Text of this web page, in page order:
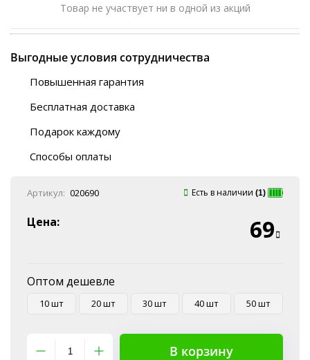
Товар не участвует ни в одной из акций
Выгодные условия сотрудничества
Повышенная гарантия
Бесплатная доставка
Автобусы (по ЮФО)
“BlaBlaCar” (по ЮФО)
Подарок каждому
Способы оплаты
Наличные
Эквайринг
Артикул: 020690 Есть в наличии (1)
Цена: 69
Оптом дешевле
10 шт 20 шт 30 шт 40 шт 50 шт
В корзину